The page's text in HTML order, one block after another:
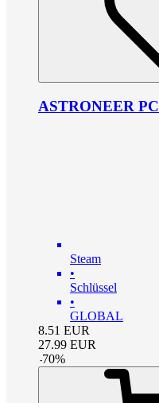
ASTRONEER PC
Steam
•
Schlüssel
•
GLOBAL
8.51 EUR
27.99 EUR
-70%